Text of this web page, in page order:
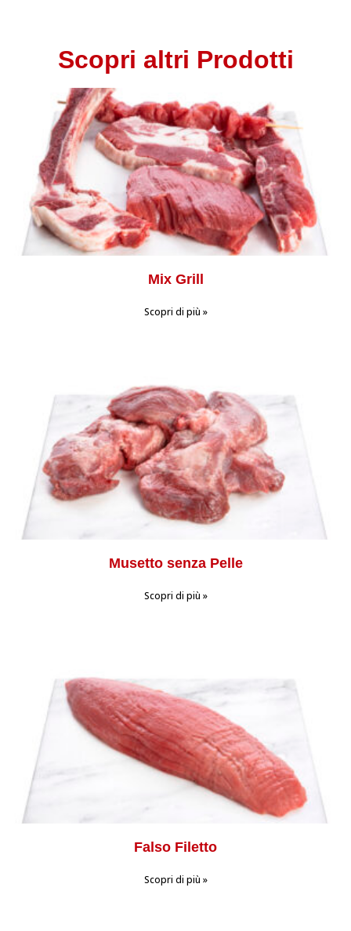
Scopri altri Prodotti
Mix Grill
Scopri di più »
Musetto senza Pelle
Scopri di più »
Falso Filetto
Scopri di più »